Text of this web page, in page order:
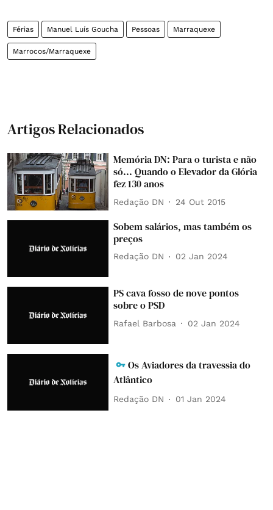
Férias Manuel Luís Goucha Pessoas Marraquexe
Marrocos/Marraquexe
Artigos Relacionados
Memória DN: Para o turista e não
só... Quando o Elevador da Glória
fez 130 anos
Redação DN 24 Out 2015
Sobem salários, mas também os
preços
Redação DN 02 Jan 2024
PS cava fosso de nove pontos
sobre o PSD
Rafael Barbosa 02 Jan 2024
Os Aviadores da travessia do
Atlântico
Redação DN 01 Jan 2024